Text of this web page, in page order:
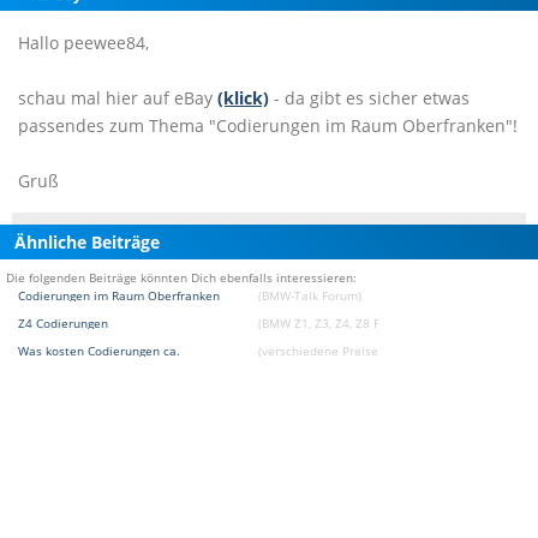
Hallo peewee84,
schau mal hier auf eBay (klick) - da gibt es sicher etwas
passendes zum Thema "Codierungen im Raum Oberfranken"!
Gruß
Ähnliche Beiträge
Die folgenden Beiträge könnten Dich ebenfalls interessieren:
Codierungen im Raum Oberfranken
(BMW-Talk Forum)
Z4 Codierungen
(BMW Z1, Z3, Z4, Z8 Forum)
Was kosten Codierungen ca.
(verschiedene Preise / Kaufberatung Forum)